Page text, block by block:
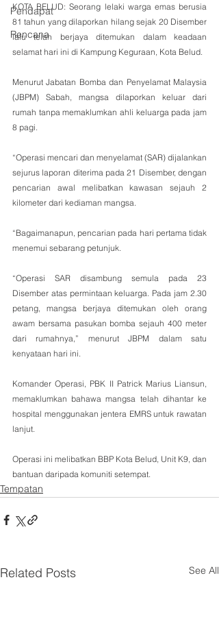
Pendapat
Rencana
KOTA BELUD: Seorang lelaki warga emas berusia
81 tahun yang dilaporkan hilang sejak 20 Disember
lalu telah berjaya ditemukan dalam keadaan
selamat hari ini di Kampung Keguraan, Kota Belud.
Menurut Jabatan Bomba dan Penyelamat Malaysia
(JBPM) Sabah, mangsa dilaporkan keluar dari
rumah tanpa memaklumkan ahli keluarga pada jam
8 pagi.
“Operasi mencari dan menyelamat (SAR) dijalankan
sejurus laporan diterima pada 21 Disember, dengan
pencarian awal melibatkan kawasan sejauh 2
kilometer dari kediaman mangsa.
“Bagaimanapun, pencarian pada hari pertama tidak
menemui sebarang petunjuk.
“Operasi SAR disambung semula pada 23
Disember atas permintaan keluarga. Pada jam 2.30
petang, mangsa berjaya ditemukan oleh orang
awam bersama pasukan bomba sejauh 400 meter
dari rumahnya,” menurut JBPM dalam satu
kenyataan hari ini.
Komander Operasi, PBK II Patrick Marius Liansun,
memaklumkan bahawa mangsa telah dihantar ke
hospital menggunakan jentera EMRS untuk rawatan
lanjut.
Operasi ini melibatkan BBP Kota Belud, Unit K9, dan
bantuan daripada komuniti setempat.
Tempatan
Related Posts See All